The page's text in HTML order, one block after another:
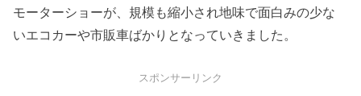
モーターショーが、規模も縮小され地味で面白みの少な
いエコカーや市販車ばかりとなっていきました。
スポンサーリンク